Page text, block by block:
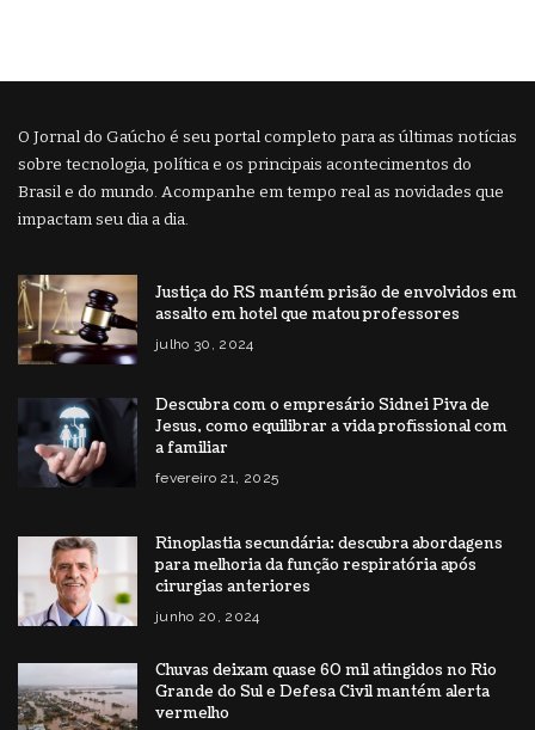
O Jornal do Gaúcho é seu portal completo para as últimas notícias
sobre tecnologia, política e os principais acontecimentos do
Brasil e do mundo. Acompanhe em tempo real as novidades que
impactam seu dia a dia.
Justiça do RS mantém prisão de envolvidos em
assalto em hotel que matou professores
julho 30, 2024
Descubra com o empresário Sidnei Piva de
Jesus, como equilibrar a vida profissional com
a familiar
fevereiro 21, 2025
Rinoplastia secundária: descubra abordagens
para melhoria da função respiratória após
cirurgias anteriores
junho 20, 2024
Chuvas deixam quase 60 mil atingidos no Rio
Grande do Sul e Defesa Civil mantém alerta
vermelho